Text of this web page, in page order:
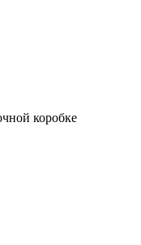
коробке